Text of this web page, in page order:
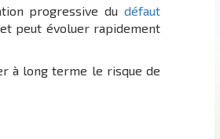
progressive du défaut
peut évoluer rapidement
à long terme le risque de